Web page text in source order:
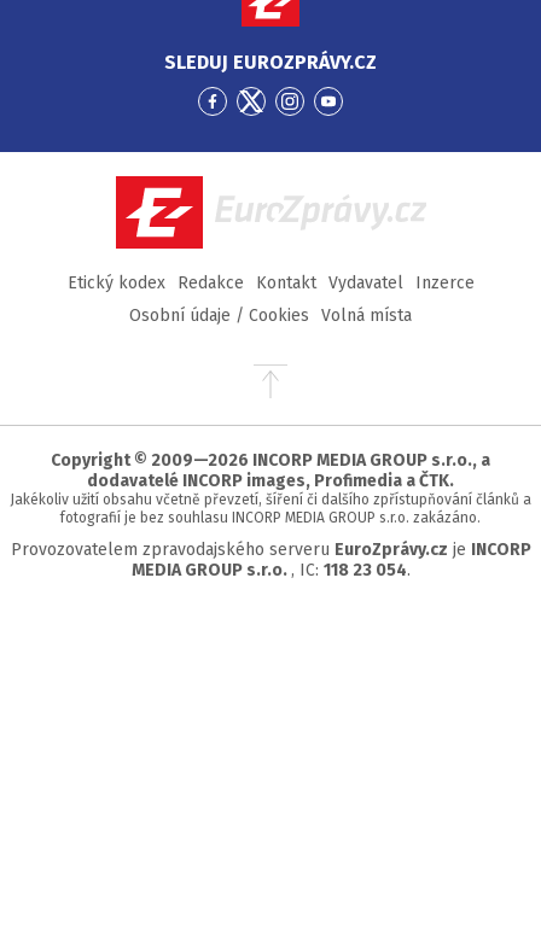
SLEDUJ EUROZPRÁVY.CZ
Přejít
Facebook
Přejít
Twitter
Přejít
Instagram
Přejít
YouTube
EuroZprávy.cz
Etický kodex Redakce Kontakt Vydavatel
Inzerce
Osobní údaje / Cookies
Volná místa
Přejít
stránky
Copyright © 2009—2026 INCORP MEDIA GROUP s.r.o., a
dodavatelé INCORP images, Profimedia a ČTK.
Jakékoliv užití obsahu včetně převzetí, šíření či dalšího zpřístupňování článků a
fotografií je bez souhlasu INCORP MEDIA GROUP s.r.o. zakázáno.
Provozovatelem zpravodajského serveru EuroZprávy.cz je INCORP
MEDIA GROUP s.r.o. , IC: 118 23 054.